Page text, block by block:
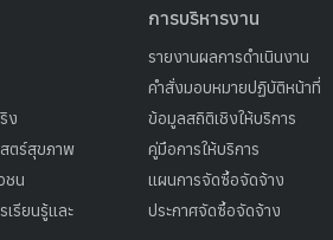
ง
ตร์สุขภาพ
ชน
เรียนรู้และ
การบริหารงาน
รายงานผลการดำเนินงาน
คำสั่งมอบหมายปฏิบัติหน้าที่
ข้อมูลสถิติเชิงให้บริการ
คู่มือการให้บริการ
แผนการจัดซื้อจัดจ้าง
ประกาศจัดซื้อจัดจ้าง